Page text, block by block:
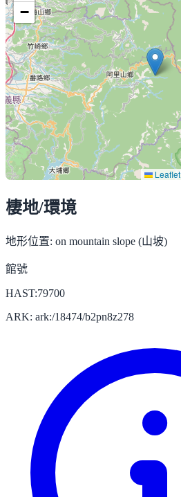
−
Leaflet
棲地/環境
地形位置: on mountain slope (山坡)
館號
HAST:79700
ARK: ark:/18474/b2pn8z278